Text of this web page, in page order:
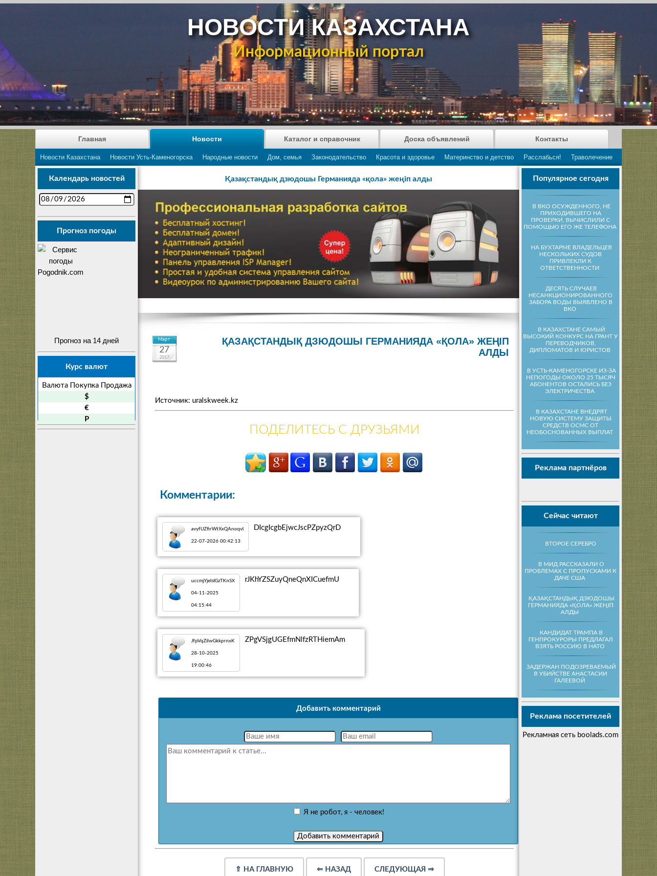
НОВОСТИ КАЗАХСТАНА
Информационный портал
Главная Новости
Новости Казахстана Новости Усть-Каменогорска Народные новости Дом, семья Законодательство Красота и здоровье Материнство и детство Расслабься! Траволечение
Каталог и справочник Доска объявлений Контакты
Популярное сегодня
В ВКО ОСУЖДЕННОГО, НЕ
ПРИХОДИВШЕГО НА
ПРОВЕРКИ, ВЫЧИСЛИЛИ С
ПОМОЩЬЮ ЕГО ЖЕ ТЕЛЕФОНА
НА БУХТАРМЕ ВЛАДЕЛЬЦЕВ
НЕСКОЛЬКИХ СУДОВ
ПРИВЛЕКЛИ К
ОТВЕТСТВЕННОСТИ
ДЕСЯТЬ СЛУЧАЕВ
НЕСАНКЦИОНИРОВАННОГО
ЗАБОРА ВОДЫ ВЫЯВЛЕНО В
ВКО
В КАЗАХСТАНЕ САМЫЙ
ВЫСОКИЙ КОНКУРС НА ГРАНТ У
ПЕРЕВОДЧИКОВ,
ДИПЛОМАТОВ И ЮРИСТОВ
В УСТЬ-КАМЕНОГОРСКЕ ИЗ-ЗА
НЕПОГОДЫ ОКОЛО 25 ТЫСЯЧ
АБОНЕНТОВ ОСТАЛИСЬ БЕЗ
ЭЛЕКТРИЧЕСТВА
В КАЗАХСТАНЕ ВНЕДРЯТ
НОВУЮ СИСТЕМУ ЗАЩИТЫ
СРЕДСТВ ОСМС ОТ
НЕОБОСНОВАННЫХ ВЫПЛАТ
Реклама партнёров
Сейчас читают
ВТОРОЕ СЕРЕБРО
В МИД РАССКАЗАЛИ О
ПРОБЛЕМАХ С ПРОПУСКАМИ К
ДАЧЕ США
ҚАЗАҚСТАНДЫҚ ДЗЮДОШЫ
ГЕРМАНИЯДА «ҚОЛА» ЖЕҢІП
АЛДЫ
КАНДИДАТ ТРАМПА В
ГЕНПРОКУРОРЫ ПРЕДЛАГАЛ
ВЗЯТЬ РОССИЮ В НАТО
ЗАДЕРЖАН ПОДОЗРЕВАЕМЫЙ
В УБИЙСТВЕ АНАСТАСИИ
ГАЛЕЕВОЙ
Реклама посетителей
Рекламная сеть boolads.com
Календарь новостей
Прогноз погоды
Прогноз на 14 дней
Курс валют
Валюта Покупка
Продажа
$
€
P
Қазақстандық дзюдошы Германияда «қола» жеңіп алды
Март
27
2017
ҚАЗАҚСТАНДЫҚ ДЗЮДОШЫ ГЕРМАНИЯДА «ҚОЛА» ЖЕҢІП
АЛДЫ
Источник: uralskweek.kz
ПОДЕЛИТЕСЬ С ДРУЗЬЯМИ
Комментарии:
avyfUZfirWtXxQAnoqvl
22-07-2026 00:42:13
DIcgIcgbEjwcJscPZpyzQrD
uccmjYjeIslGzTKnSX
04-11-2025
04:15:44
rJKhYZSZuyQneQnXICuefmU
JfpVqZiIwGkkprnxK
28-10-2025
19:00:46
ZPgVSjgUGEfmNlfzRTHiemAm
Добавить комментарий
Я не робот, я - человек!
⇑ НА ГЛАВНУЮ ⇐ НАЗАД СЛЕДУЮЩАЯ ⇒